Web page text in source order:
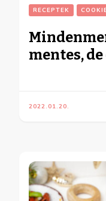
RECEPTEK
mentes,
2022.01.20.